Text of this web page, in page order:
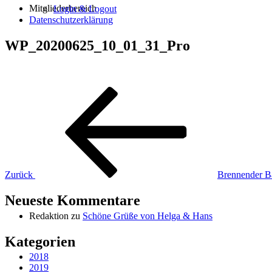
Mitgliederbereich
Login & Logout
Datenschutzerklärung
WP_20200625_10_01_31_Pro
Beitragsnavigation
Zurück Brennender
Neueste Kommentare
Redaktion zu Schöne Grüße von Helga & Hans
Kategorien
2018
2019